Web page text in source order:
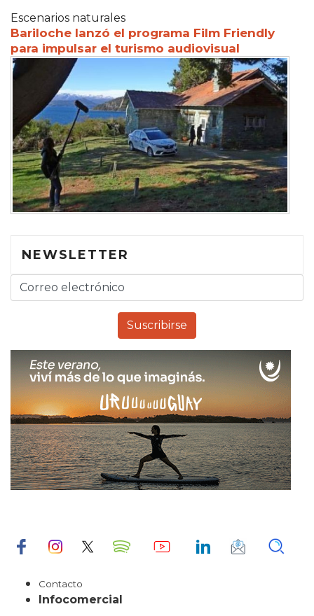
Escenarios naturales
Bariloche lanzó el programa Film Friendly
para impulsar el turismo audiovisual
NEWSLETTER
Contacto
Infocomercial